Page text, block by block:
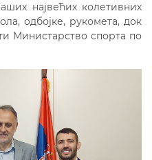
највећих колетивних
одбојке, рукомета, док
Министарство спорта по